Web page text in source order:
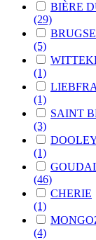
BIÈRE
(29)
(5)
(1)
(1)
SAINT
(3)
(1)
(46)
CHERIE
(1)
(4)